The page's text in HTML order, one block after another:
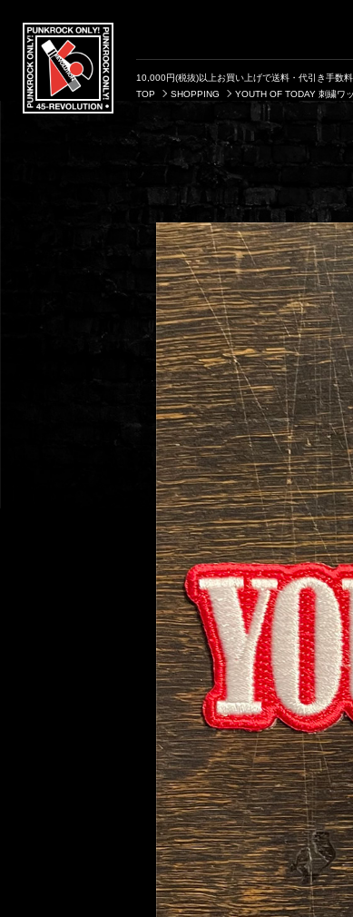
10,000円(税抜)以上お買い上げで送料・代引き手数
TOP
SHOPPING YOUTH OF TODAY 刺繍ワ